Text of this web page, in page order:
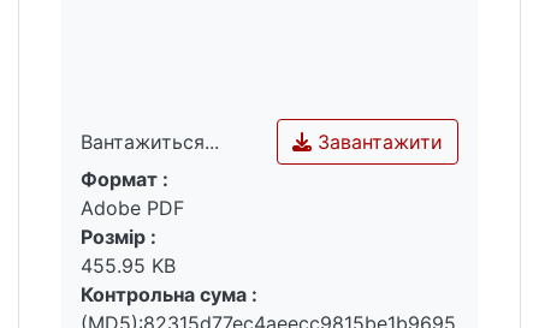
Вантажиться...
Вантажиться...
Завантажити
Формат :
Adobe PDF
Розмір :
455.95 KB
Контрольна сума :
(MD5):82315d77ec4aeecc9815be1b9695